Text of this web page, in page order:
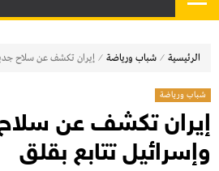
الرئيسية ⁄ شباب ورياضة ⁄ إيران تكشف عن سلاح
شباب ورياضة
إيران تكشف عن
وإسرائيل تتابع بقلق